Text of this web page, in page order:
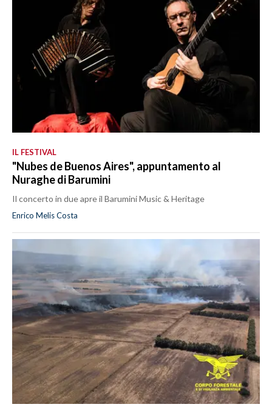
IL FESTIVAL
"Nubes de Buenos Aires", appuntamento al
Nuraghe di Barumini
Il concerto in due apre il Barumini Music & Heritage
Enrico Melis Costa